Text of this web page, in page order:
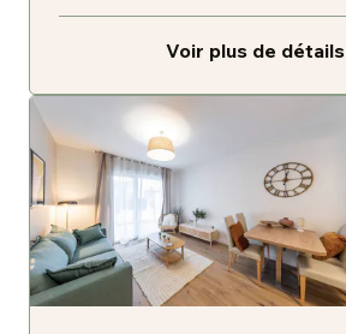
Voir plus de détails